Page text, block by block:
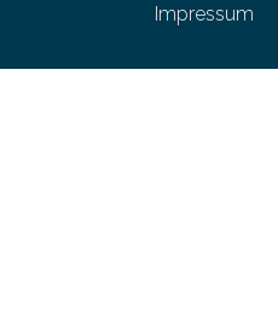
Impressum